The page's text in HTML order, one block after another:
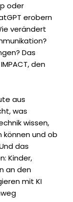
oder
erobern
verändert
Das
den
aus
was
wissen,
und ob
das
Kinder,
an den
mit KI